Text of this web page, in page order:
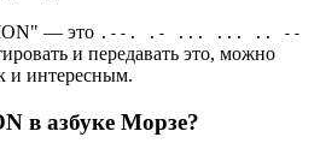
— это .--. .- ... ... .. --
и передавать это, можно
и интересным.
в азбуке Морзе?